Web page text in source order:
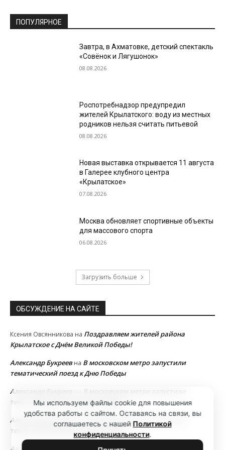
ПОПУЛЯРНОЕ
Завтра, в Ахматовке, детский спектакль
«Совёнок и Лягушонок»
08.08.2026
Роспотребнадзор предупредил
жителей Крылатского: воду из местных
родников нельзя считать питьевой
08.08.2026
Новая выставка открывается 11 августа
в Галерее клубного центра
«Крылатское»
07.08.2026
Москва обновляет спортивные объекты
для массового спорта
06.08.2026
Загрузить больше
ОБСУЖДЕНИЕ НА САЙТЕ
Ксения Овсянникова на Поздравляем жителей района
Крылатское с Днём Великой Победы!
Александр Букреевна В московском метро запустили
тематический поезд к Дню Победы
Александр Букреев
В московском метро запустили
тематический поезд к Дню Победы
Александр Букреев
В московском метро запустили
тематический поезд к Дню Победы
Мы используем файлы cookie для повышения
удобства работы с сайтом. Оставаясь на связи, вы
соглашаетесь с нашей Политикой
конфиденциальности.